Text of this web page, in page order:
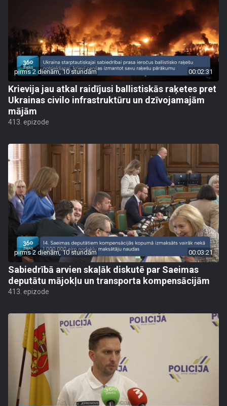
pirms 2 dienām, 10 stundām 00:02:31
Krievija jau atkal raidījusi ballistiskās raķetes pret
Ukrainas civilo infrastruktūru un dzīvojamajām
mājām
413. epizode
pirms 2 dienām, 10 stundām 00:03:21
Sabiedrībā arvien skaļāk diskutē par Saeimas
deputātu mājokļu un transporta kompensācijām
413. epizode